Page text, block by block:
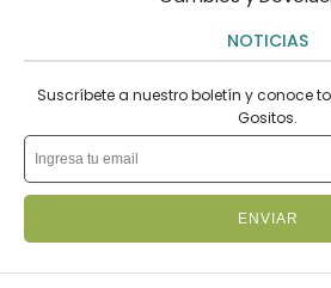
NOTICIAS
Suscríbete a nuestro boletín y conoce
Gositos.
ENVIAR